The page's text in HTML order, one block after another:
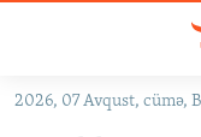
Əsas
2026, 07 Avqust, cümə,